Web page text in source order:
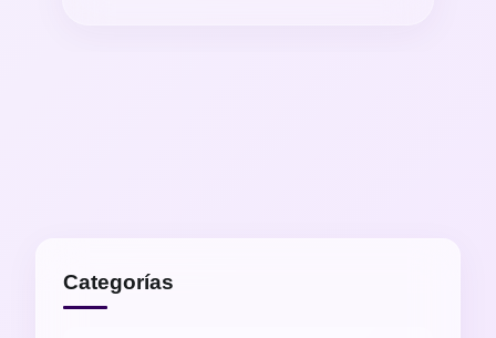
Categorías